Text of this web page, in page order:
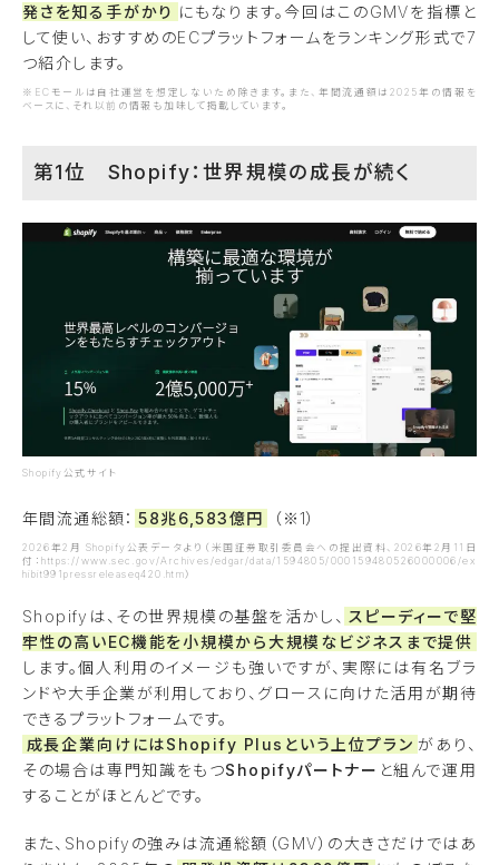
発さを知る手がかり にもなります。今回はこのGMVを指標と
して使い、おすすめのECプラットフォームをランキング形式で7
つ紹介します。
※ECモールは自社運営を想定しないため除きます。また、年間流通額は2025年の情報を
ベースに、それ以前の情報も加味して掲載しています。
第1位 Shopify：世界規模の成長が続く
Shopify公式サイト
年間流通総額： 58兆6,583億円 （※1）
2026年2月 Shopify公表データより（米国証券取引委員会への提出資料、2026年2月11日
付：https://www.sec.gov/Archives/edgar/data/1594805/000159480526000006/ex
hibit991pressreleaseq420.htm）
Shopifyは、その世界規模の基盤を活かし、 スピーディーで堅
牢性の高いEC機能を小規模から大規模なビジネスまで提供
します。個人利用のイメージも強いですが、実際には有名ブラ
ンドや大手企業が利用しており、グロースに向けた活用が期待
できるプラットフォームです。
成長企業向けにはShopify Plusという上位プラン があり、
その場合は専門知識をもつShopifyパートナー と組んで運用
することがほとんどです。
また、Shopifyの強みは流通総額（GMV）の大きさだけではあ